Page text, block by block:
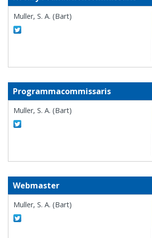
Muller, S. A. (Bart)
Programmacommissaris
Muller, S. A. (Bart)
Webmaster
Muller, S. A. (Bart)